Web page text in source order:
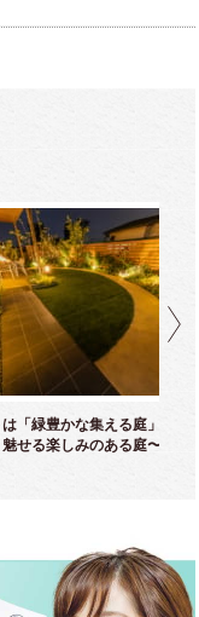
「緑豊かな集える庭」！ 育て
せる楽しみのある庭〜並木様